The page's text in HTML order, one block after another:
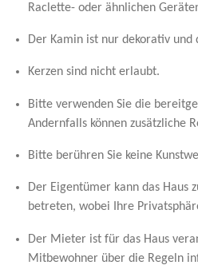
Raclette- oder ähnlichen
Der Kamin ist nur dekorativ
Kerzen sind nicht erlaubt.
Bitte verwenden Sie die
Andernfalls können zusätzliche
Bitte berühren Sie keine
Der Eigentümer kann das Haus
betreten, wobei Ihre
Der Mieter ist für das Haus
Mitbewohner über die Regeln